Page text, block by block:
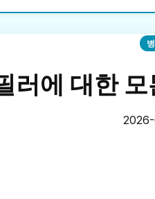
러에 대한